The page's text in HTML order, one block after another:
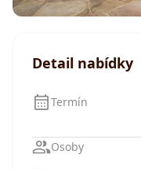
Detail nabídky
Termín
Osoby